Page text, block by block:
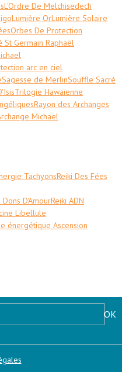
L'Ordre De Melchisedech
Lumière OrLumière Solaire
Orbes De Protection
St Germain Raphaël
arc en ciel
Sagesse de MerlinSouffle Sacré
Trilogie Hawaïenne
Rayon des Archanges
Michael
TachyonsReiki Des Fées
Dons D'AmourReiki ADN
Libellule
énergétique Ascension
OK